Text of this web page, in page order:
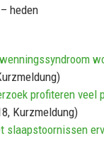
heden
profiteren
Kurzmeldung)